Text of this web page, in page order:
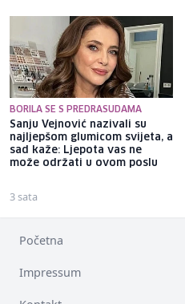
BORILA SE S PREDRASUDAMA
Sanju Vejnović nazivali su
najljepšom glumicom svijeta, a
sad kaže: Ljepota vas ne
može održati u ovom poslu
3 sata
Početna
Impressum